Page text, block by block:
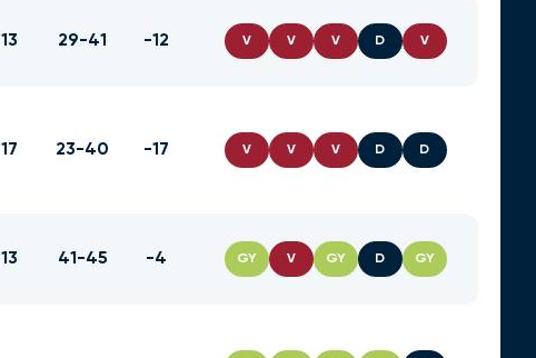
13 29-41 -12 V V V D V
17 23-40 -17 V V V D D
13 41-45 -4 GY V GY D GY